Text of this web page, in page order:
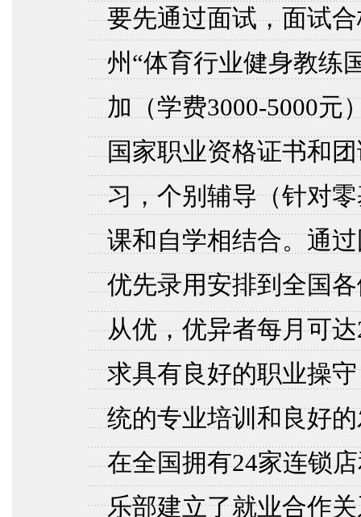
要先通过面试，面试
州“体育行业健身教练
加（学费3000-5000元
国家职业资格证书和
习，个别辅导（针对
课和自学相结合。通
优先录用安排到全国
从优，优异者每月可
求具有良好的职业操
统的专业培训和良好
在全国拥有24家连锁
乐部建立了就业合作